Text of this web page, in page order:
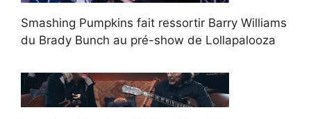
Smashing Pumpkins fait ressortir Barry Williams
du Brady Bunch au pré-show de Lollapalooza